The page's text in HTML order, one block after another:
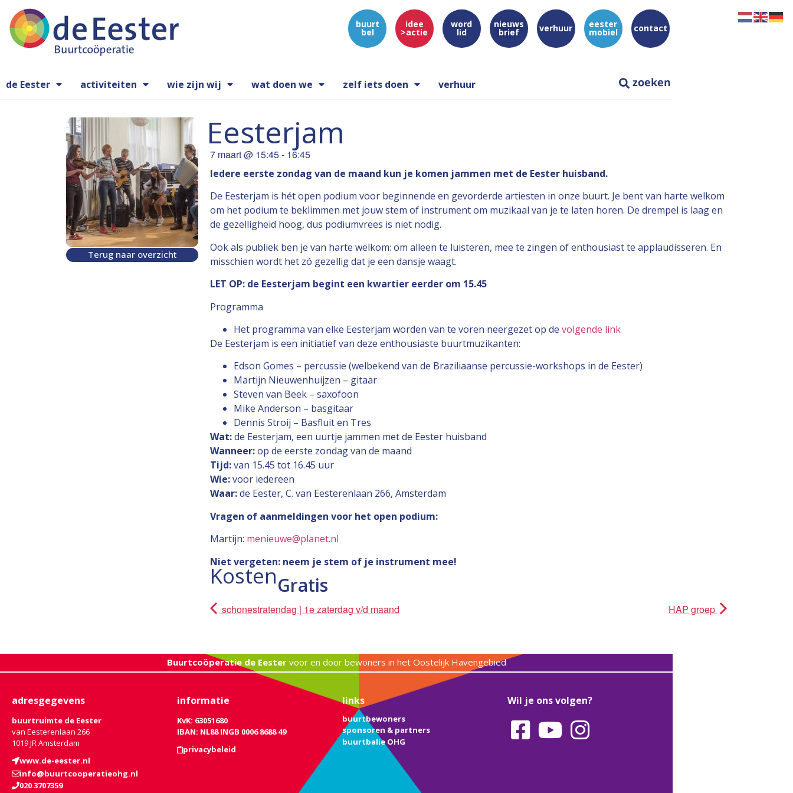
buurt
bel
idee
>actie
word
lid
nieuws
brief verhuur eester
mobiel contact
de Eester activiteiten wie zijn wij wat doen we zelf iets doen verhuur
Terug naar overzicht
Eesterjam
7 maart@ 15:45- 16:45
Iedere eerste zondag van de maand kun je komen jammen met de Eester huisband.
De Eesterjam is hét open podium voor beginnende en gevorderde artiesten in onze buurt. Je bent van harte welkom
om het podium te beklimmen met jouw stem of instrument om muzikaal van je te laten horen. De drempel is laag en
de gezelligheid hoog, dus podiumvrees is niet nodig.
Ook als publiek ben je van harte welkom: om alleen te luisteren, mee te zingen of enthousiast te applaudisseren. En
misschien wordt het zó gezellig dat je een dansje waagt.
LET OP: de Eesterjam begint een kwartier eerder om 15.45
Programma
Het programma van elke Eesterjam worden van te voren neergezet op de volgende link
De Eesterjam is een initiatief van deze enthousiaste buurtmuzikanten:
Edson Gomes – percussie (welbekend van de Braziliaanse percussie-workshops in de Eester)
Martijn Nieuwenhuijzen – gitaar
Steven van Beek – saxofoon
Mike Anderson – basgitaar
Dennis Stroij – Basfluit en Tres
Wat:de Eesterjam, een uurtje jammen met de Eester huisband
Wanneer:op de eerste zondag van de maand
Tijd:van 15.45 tot 16.45 uur
Wie:voor iedereen
Waar:de Eester, C. van Eesterenlaan 266, Amsterdam
Vragen of aanmeldingen voor het open podium:
Martijn: menieuwe@planet.nl
Niet vergeten: neem je stem of je instrument mee!
KostenGratis
schonestratendag | 1e zaterdag v/d maand HAP groep
Buurtcoöperatie de Eestervoor en door bewoners in het Oostelijk Havengebied
adresgegevens
buurtruimte de Eester
van Eesterenlaan 266
1019 JR Amsterdam
www.de-eester.nl
info@buurtcooperatieohg.nl
020 3707359
informatie
KvK: 63051680
IBAN: NL88 INGB 0006 8688 49
privacybeleid
links
buurtbewoners
sponsoren & partners
buurtbalie OHG
Wil je ons volgen?